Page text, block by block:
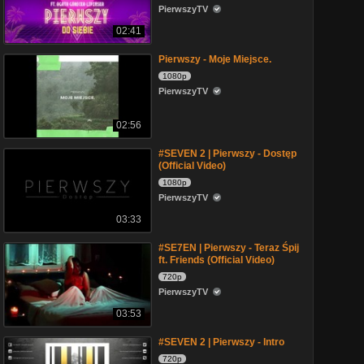
02:41
PierwszyTV
02:56
Pierwszy - Moje Miejsce.
1080p
PierwszyTV
03:33
#SEVEN 2 | Pierwszy - Dostęp
(Official Video)
1080p
PierwszyTV
03:53
#SE7EN | Pierwszy - Teraz Śpij
ft. Friends (Official Video)
720p
PierwszyTV
#SEVEN 2 | Pierwszy - Intro
720p